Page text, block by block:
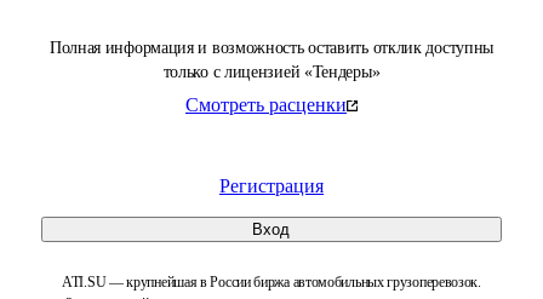
Полная информация и возможность оставить отклик доступны
только с лицензией «Тендеры»
Смотреть расценки
Регистрация
Вход
ATI.SU — крупнейшая в России биржа автомобильных грузоперевозок.